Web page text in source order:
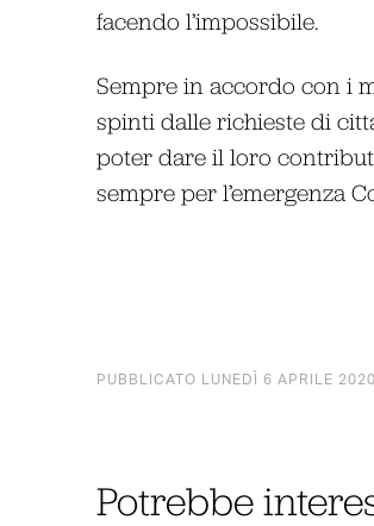
facendo l’impossibile.
Sempre in accordo con i
spinti dalle richieste di
poter dare il loro
sempre per l’emergenza
PUBBLICATO LUNEDÌ 6 APRILE 2020
Potrebbe